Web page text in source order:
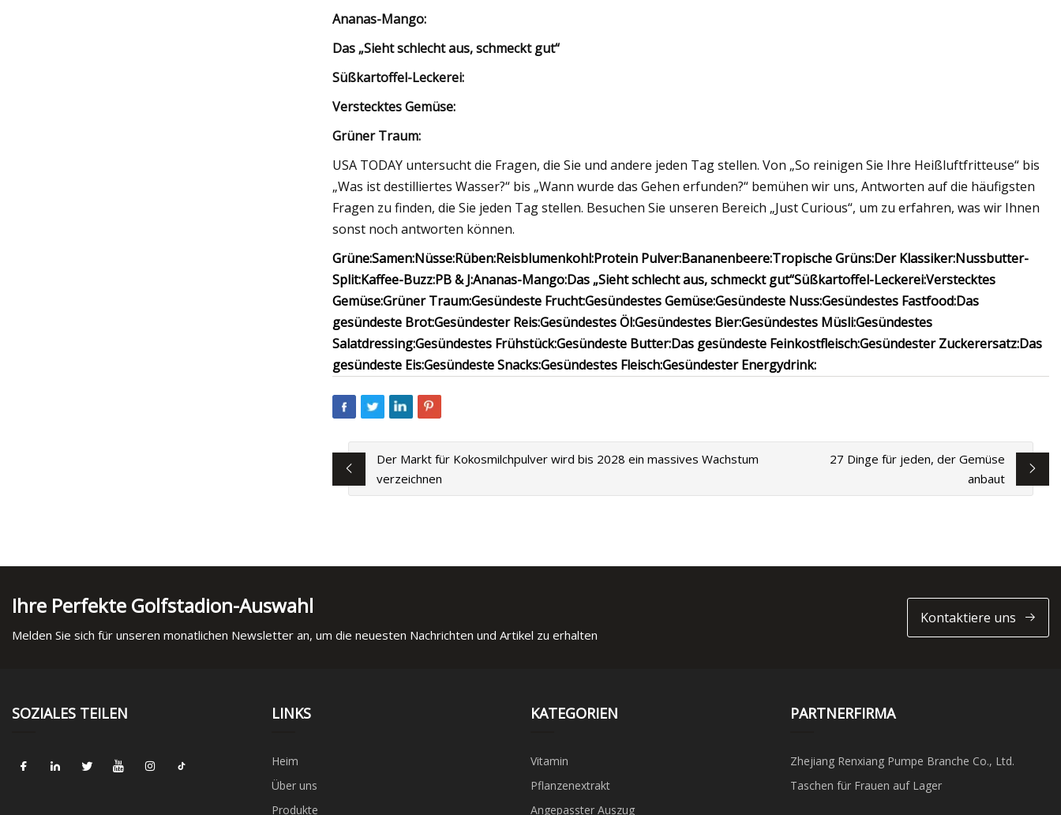
Ananas-Mango:
Das „Sieht schlecht aus, schmeckt gut“
Süßkartoffel-Leckerei:
Verstecktes Gemüse:
Grüner Traum:
USA TODAY untersucht die Fragen, die Sie und andere jeden Tag stellen. Von „So reinigen Sie Ihre Heißluftfritteuse“ bis
„Was ist destilliertes Wasser?“ bis „Wann wurde das Gehen erfunden?“ bemühen wir uns, Antworten auf die häufigsten
Fragen zu finden, die Sie jeden Tag stellen. Besuchen Sie unseren Bereich „Just Curious“, um zu erfahren, was wir Ihnen
sonst noch antworten können.
Grüne:Samen:Nüsse:Rüben:Reisblumenkohl:Protein Pulver:Bananenbeere:Tropische Grüns:Der Klassiker:Nussbutter-
Split:Kaffee-Buzz:PB & J:Ananas-Mango:Das „Sieht schlecht aus, schmeckt gut“Süßkartoffel-Leckerei:Verstecktes
Gemüse:Grüner Traum:Gesündeste Frucht:Gesündestes Gemüse:Gesündeste Nuss:Gesündestes Fastfood:Das
gesündeste Brot:Gesündester Reis:Gesündestes Öl:Gesündestes Bier:Gesündestes Müsli:Gesündestes
Salatdressing:Gesündestes Frühstück:Gesündeste Butter:Das gesündeste Feinkostfleisch:Gesündester Zuckerersatz:Das
gesündeste Eis:Gesündeste Snacks:Gesündestes Fleisch:Gesündester Energydrink:
Der Markt für Kokosmilchpulver wird bis 2028 ein massives Wachstum
verzeichnen
27 Dinge für jeden, der Gemüse
anbaut
Ihre Perfekte Golfstadion-Auswahl
Melden Sie sich für unseren monatlichen Newsletter an, um die neuesten Nachrichten und Artikel zu erhalten
Kontaktiere uns
SOZIALES TEILEN LINKS
Heim
Über uns
Produkte
KATEGORIEN
Vitamin
Pflanzenextrakt
Angepasster Auszug
PARTNERFIRMA
Zhejiang Renxiang Pumpe Branche Co., Ltd.
Taschen für Frauen auf Lager